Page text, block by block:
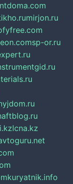
mirjon.ru
sp-or.ru
lcna.kz
kuryatnik.info